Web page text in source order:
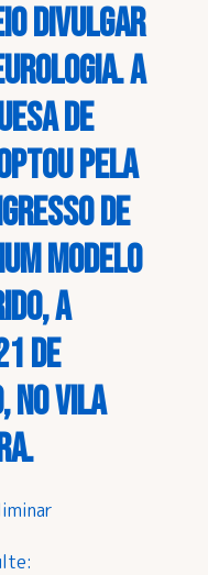
divulgar
A
de
pela
de
modelo
a
de
no Vila